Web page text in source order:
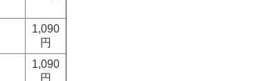
1,090
円
1,090
円